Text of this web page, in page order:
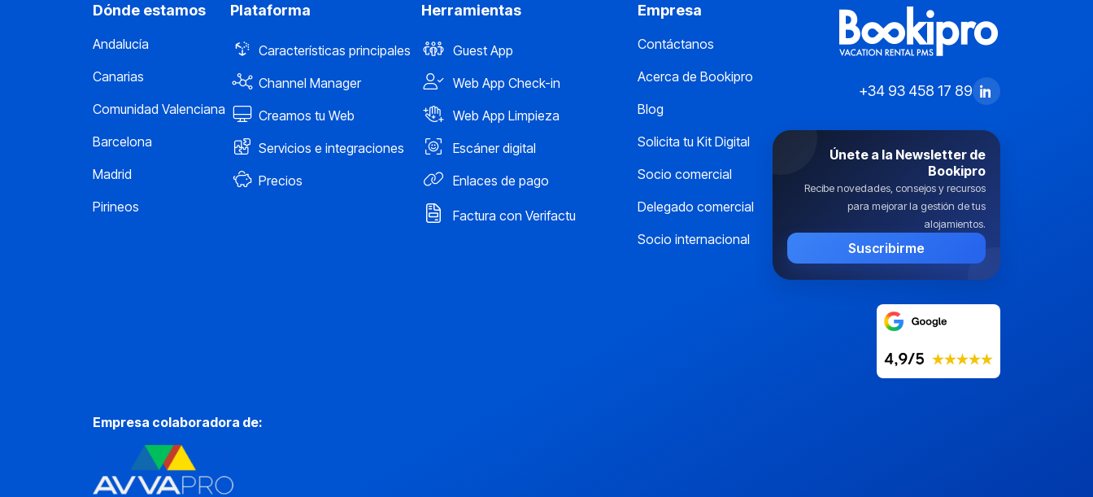
Dónde estamos
Andalucía
Canarias
Comunidad Valenciana
Barcelona
Madrid
Pirineos
Plataforma
Características principales
Channel Manager
Creamos tu Web
Servicios e integraciones
Precios
Herramientas
Guest App
Web App Check-in
Web App Limpieza
Escáner digital
Enlaces de pago
Factura con Verifactu
Empresa
Contáctanos
Acerca de Bookipro
Blog
Solicita tu Kit Digital
Socio comercial
Delegado comercial
Socio internacional
+34 93 458 17 89
Suscribirme
Únete a la Newsletter de
Bookipro
Recibe novedades, consejos y recursos
para mejorar la gestión de tus
alojamientos.
Empresa colaboradora de: